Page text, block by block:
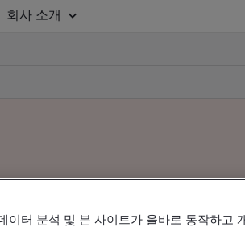
회사 소개
이터 분석 및 본 사이트가 올바로 동작하고